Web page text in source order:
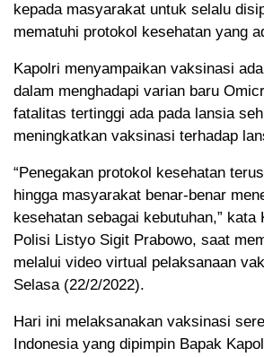
kepada masyarakat untuk selalu
mematuhi protokol kesehatan yang
Kapolri menyampaikan vaksinasi
dalam menghadapi varian baru
fatalitas tertinggi ada pada lansia
meningkatkan vaksinasi terhadap
“Penegakan protokol kesehatan
hingga masyarakat benar-benar
kesehatan sebagai kebutuhan,” kata
Polisi Listyo Sigit Prabowo, saat
melalui video virtual pelaksanaan
Selasa (22/2/2022).
Hari ini melaksanakan vaksinasi
Indonesia yang dipimpin Bapak